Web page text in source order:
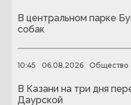
В центральном парке
собак
10:45 06.08.2026 Общество
В Казани на три дня
Даурской